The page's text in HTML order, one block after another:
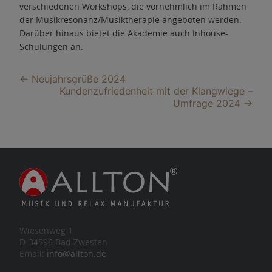
verschiedenen Workshops, die vornehmlich im Rahmen
der Musikresonanz/Musiktherapie angeboten werden.
Darüber hinaus bietet die Akademie auch Inhouse-
Schulungen an.
Beitragsnavigation
← Neujahrsgrüße 2024
Kundenzufriedenheit mit der Klangwiege –
Umfrage 2024 →
Wiesenweg 1
D-34596 Bad Zwesten
Email: info@allton.de